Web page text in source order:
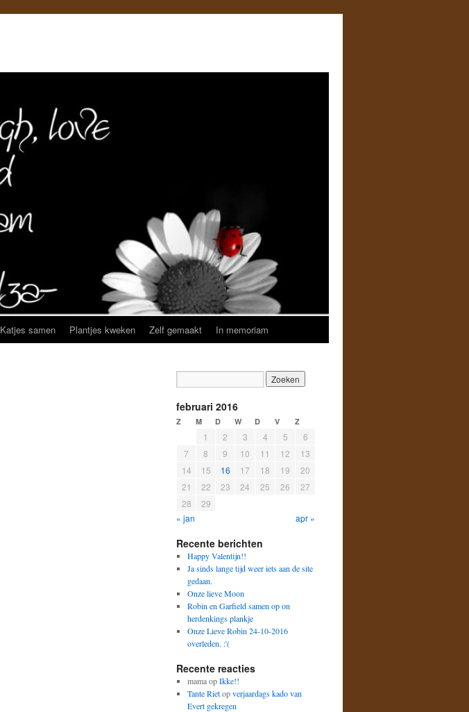
Katjes samen Plantjes kweken Zelf gemaakt In memoriam
februari 2016
Z M D W D V Z
1 2 3 4 5
6
7
8 9 10 11 12
13
14
15 16 17 18 19
20
21
22 23 24 25 26
27
28
29
« jan
apr »
Recente berichten
Happy Valentijn!!
Ja sinds lange tijd weer iets aan de site
gedaan.
Onze lieve Moon
Robin en Garfield samen op on
herdenkings plankje
Onze Lieve Robin 24-10-2016
overleden. :'(
Recente reacties
mamaopIkke!!
Tante Rietopverjaardags kado van
Evert gekregen